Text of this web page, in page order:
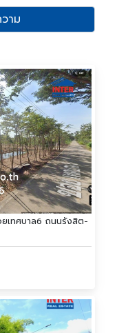
าม
เทศบาล6 ถนนรังสิต-